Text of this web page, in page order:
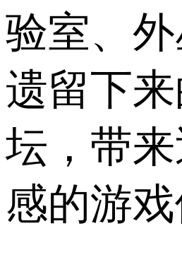
验室、
遗留下
坛，带
感的游戏